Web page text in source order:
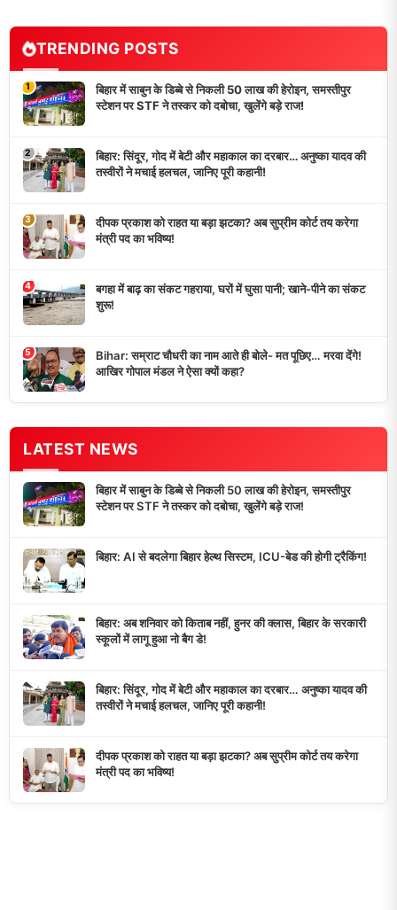
TRENDING POSTS
1
बिहार में साबुन के डिब्बे से निकली 50 लाख की हेरोइन, समस्तीपुर
स्टेशन पर STF ने तस्कर को दबोचा, खुलेंगे बड़े राज!
2
बिहार: सिंदूर, गोद में बेटी और महाकाल का दरबार… अनुष्का यादव की
तस्वीरों ने मचाई हलचल, जानिए पूरी कहानी!
3
दीपक प्रकाश को राहत या बड़ा झटका? अब सुप्रीम कोर्ट तय करेगा
मंत्री पद का भविष्य!
4
बगहा में बाढ़ का संकट गहराया, घरों में घुसा पानी; खाने-पीने का संकट
शुरू!
5
Bihar: सम्राट चौधरी का नाम आते ही बोले- मत पूछिए… मरवा देंगे!
आखिर गोपाल मंडल ने ऐसा क्यों कहा?
LATEST NEWS
बिहार में साबुन के डिब्बे से निकली 50 लाख की हेरोइन, समस्तीपुर
स्टेशन पर STF ने तस्कर को दबोचा, खुलेंगे बड़े राज!
बिहार: AI से बदलेगा बिहार हेल्थ सिस्टम, ICU-बेड की होगी ट्रैकिंग!
बिहार: अब शनिवार को किताब नहीं, हुनर की क्लास, बिहार के सरकारी
स्कूलों में लागू हुआ नो बैग डे!
बिहार: सिंदूर, गोद में बेटी और महाकाल का दरबार… अनुष्का यादव की
तस्वीरों ने मचाई हलचल, जानिए पूरी कहानी!
दीपक प्रकाश को राहत या बड़ा झटका? अब सुप्रीम कोर्ट तय करेगा
मंत्री पद का भविष्य!